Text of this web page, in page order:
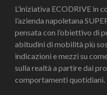
L’iniziativa ECODRIVE in
l’azienda napoletana
pensata con l’obiettivo di
abitudini di mobilità più
indicazioni e mezzi su
sulla realtà a partire dai
comportamenti quotidiani.